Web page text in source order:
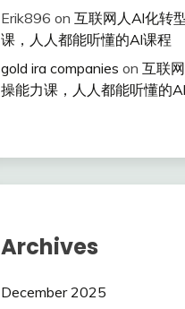
Erik896 on 互联网人Al化转
课，人人都能听懂的Al课程
gold ira companies on 互联
操能力课，人人都能听懂的
Archives
December 2025